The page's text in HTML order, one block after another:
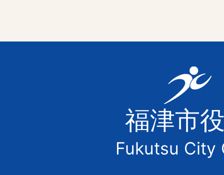
福
津
市
の
福津市
Fukutsu City